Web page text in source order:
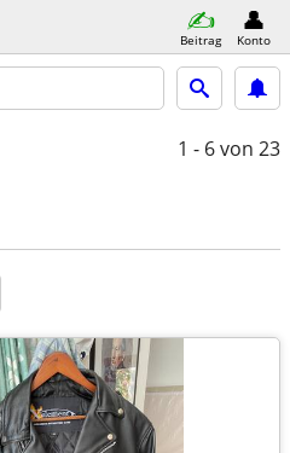
Beitrag Konto
1 - 6von 23